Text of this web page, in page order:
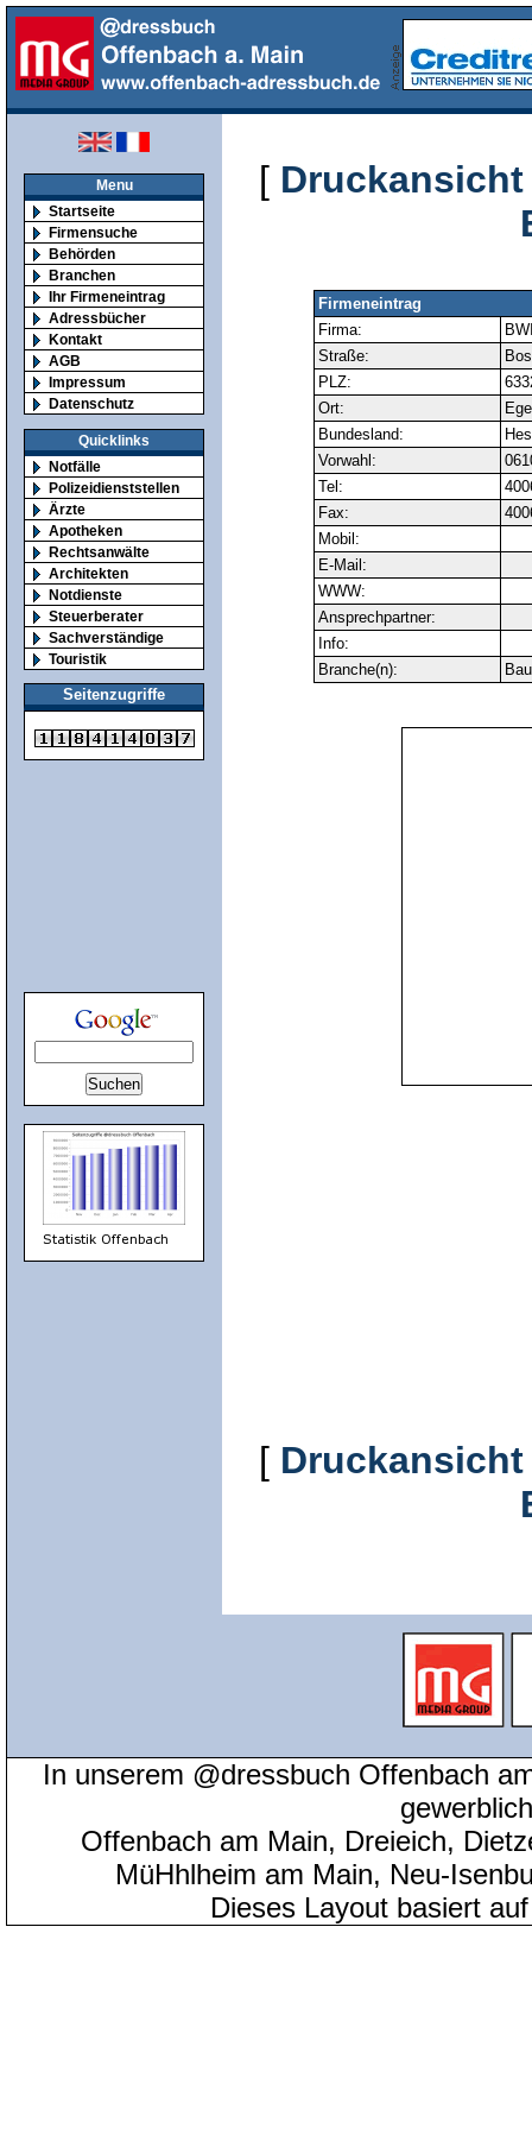
Menu
Startseite
Firmensuche
Behörden
Branchen
Ihr Firmeneintrag
Adressbücher
Kontakt
AGB
Impressum
Datenschutz
Quicklinks
Notfälle
Polizeidienststellen
Ärzte
Apotheken
Rechtsanwälte
Architekten
Notdienste
Steuerberater
Sachverständige
Touristik
Seitenzugriffe
[ Druckansicht
Firmeneintrag
Firma:
Straße:
PLZ:
Ort:
Bundesland:
Vorwahl:
Tel:
Fax:
Mobil:
E-Mail:
WWW:
Ansprechpartner:
Info:
Branche(n):
[ Druckansicht
In unserem @dressbuch Offenbach
Offenbach am Main, Dreieich,
MüHhlheim am Main, Neu-
Dieses Layout basiert